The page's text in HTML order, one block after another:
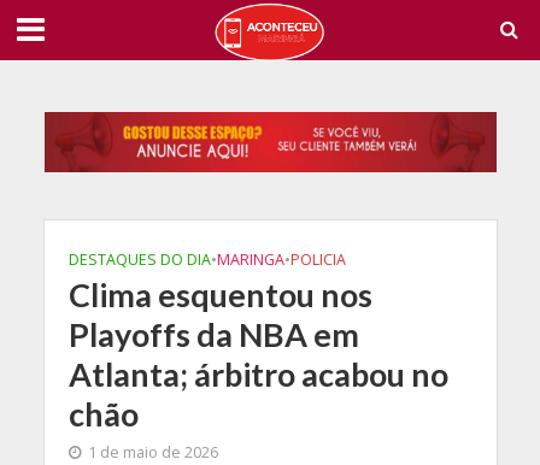
DESTAQUES DO DIA•MARINGA•POLICIA
Clima esquentou nos
Playoffs da NBA em
Atlanta; árbitro acabou no
chão
1 de maio de 2026